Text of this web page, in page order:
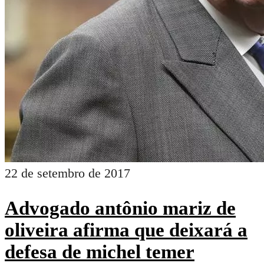
22 de setembro de 2017
Advogado antônio mariz de
oliveira afirma que deixará a
defesa de michel temer